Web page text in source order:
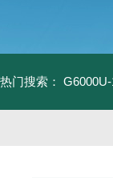
热门搜索：